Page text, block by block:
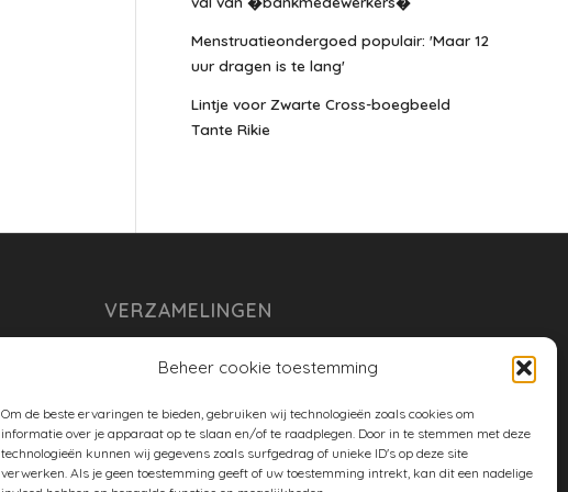
Beheer cookie toestemming
Om de beste ervaringen te bieden, gebruiken wij technologieën zoals cookies om
informatie over je apparaat op te slaan en/of te raadplegen. Door in te stemmen met deze
technologieën kunnen wij gegevens zoals surfgedrag of unieke ID's op deze site
verwerken. Als je geen toestemming geeft of uw toestemming intrekt, kan dit een nadelige
Menstruatieondergoed populair: 'Maar 12
uur dragen is te lang'
Lintje voor Zwarte Cross-boegbeeld
Tante Rikie
VERZAMELINGEN
huishouden
spreekwoorden en gezegden